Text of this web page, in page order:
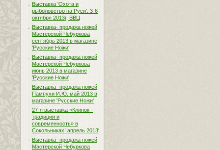
Выставка 'Охота и
рыболовство на Руси'. 3-6
октября 2013г, ВВЦ
Выставка- продажа ножей
Мастерской Чебуркова
сентябрь 2013 в магазине
'Русские Ножи'
Выставка- продажа ножей
Мастерской Чебуркова
июнь 2013 в магазине
'Русские Ножи'
Выставка- продажа ножей
Пампухи И.Ю. май 2013 в
магазине 'Русские Ножи'
27-я выставка «Клинок -
традиции и
современность» в
Сокольниках! апрель 2013'
Выставка- продажа ножей
Мастерской Чебуркова